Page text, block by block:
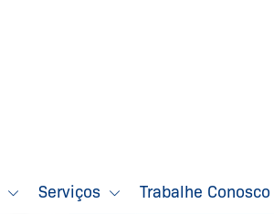
Serviços Trabalhe